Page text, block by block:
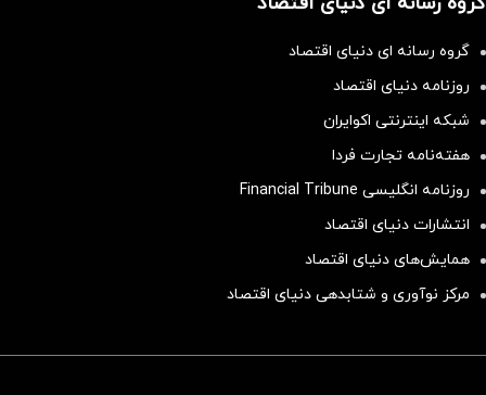
گروه رسانه ای دنیای اقتصاد
روزنامه دنیای اقتصاد
شبکه اینترنتی اکوایران
هفته‌نامه تجارت فردا
روزنامه انگلیسی Financial Tribune
انتشارات دنیای اقتصاد
همایش‌های دنیای اقتصاد
مرکز نوآوری و شتابدهی دنیای اقتصاد